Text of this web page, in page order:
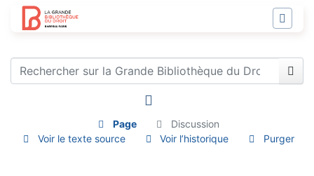
Page
Discussion
Voir le texte source
Voir l’historique Purger